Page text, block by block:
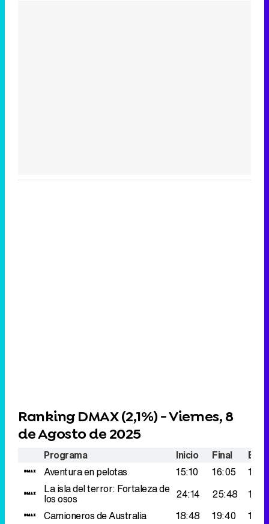
Ranking DMAX (2,1%) - Viernes, 8
de Agosto de 2025
Programa Inicio Final
Aventura en pelotas
15:10 16:05
La isla del terror: Fortaleza de
los osos 24:14 25:48
Camioneros de Australia
18:48 19:40